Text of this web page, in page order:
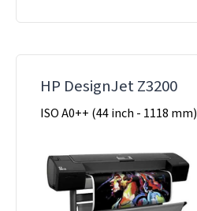
HP DesignJet Z3200
ISO A0++ (44 inch - 1118 mm)